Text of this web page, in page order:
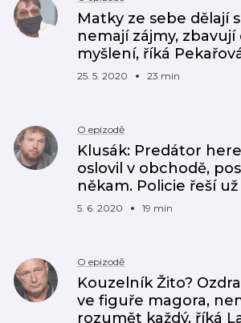
Matky ze sebe dělají
nemají zájmy, zbavují
myšlení, říká
25. 5. 2020 23 min
O epizodě
Klusák: Predátor
oslovil v obchodě,
někam. Policie řeší už
5. 6. 2020 19 min
O epizodě
Kouzelník Žito?
ve figuře magora,
rozumět každý, říká